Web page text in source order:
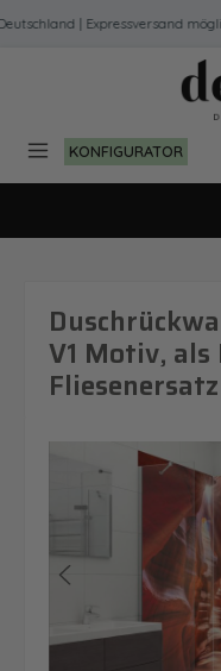
Zum Hauptinhalt springen
| Expressversand möglich
KONFIGURATOR
V1 Motiv,
Fliesenersatz
Bildergalerie